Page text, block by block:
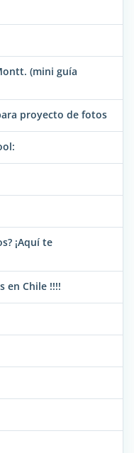
(mini guía
proyecto de fotos
¡Aquí te
en Chile !!!!